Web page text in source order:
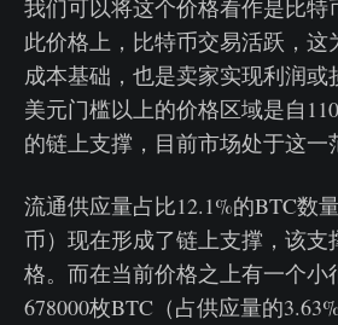
我们可以将这个价格看作是比特
此价格上，比特币交易活跃，这
成本基础，也是卖家实现利润或
美元门槛以上的价格区域是自
的链上支撑，目前市场处于这一
流通供应量占比12.1%的BTC数
币）现在形成了链上支撑，该支
格。而在当前价格之上有一个小
678000枚BTC（占供应量的